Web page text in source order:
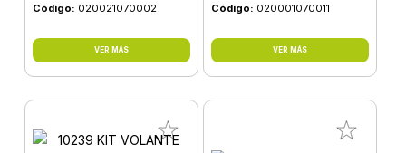
Código: 020021070002
VER MÁS
Código: 020001070011
VER MÁS